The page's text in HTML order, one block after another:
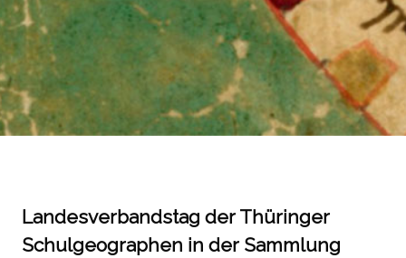
Landesverbandstag der Thüringer
Schulgeographen in der Sammlung